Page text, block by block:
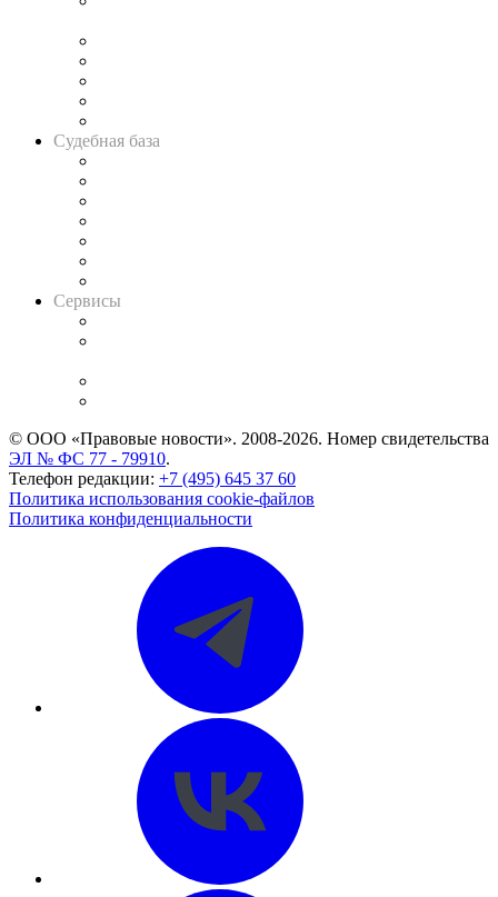
Судебная база
Сервисы
© ООО «Правовые новости». 2008-2026. Номер свидетельства
ЭЛ № ФС 77 - 79910.
Телефон редакции: +7 (495) 645 37 60
Политика использования cookie-файлов
Политика конфиденциальности